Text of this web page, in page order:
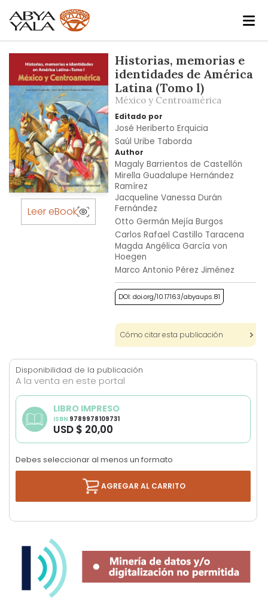
Skip
the
end
of
the
images
gallery
Skip
the
Leer eBook
Historias, memorias e
identidades de América
Latina (Tomo l)
México y Centroamérica
Editado por
José Heriberto Erquicia
Saúl Uribe Taborda
Author
Magaly Barrientos de Castellón
Mirella Guadalupe Hernández
Ramírez
Jacqueline Vanessa Durán
Fernández
Otto Germán Mejía Burgos
Carlos Rafael Castillo Taracena
Magda Angélica García von
Hoegen
Marco Antonio Pérez Jiménez
DOI: doi.org/10.17163/abyaups.81
Cómo citar esta publicación
Disponibilidad de la publicación
A la venta en este portal
LIBRO IMPRESO
ISBN 9789978109731
USD $ 20,00
Debes seleccionar al menos un formato
AGREGAR AL CARRITO